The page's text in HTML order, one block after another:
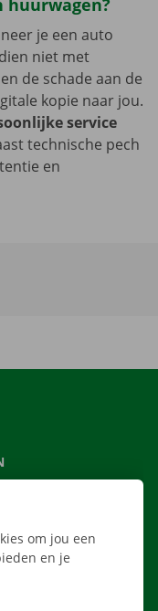
je een auto
niet met
de schade aan de
kopie naar jou.
service
technische pech
en
om jou een
en je